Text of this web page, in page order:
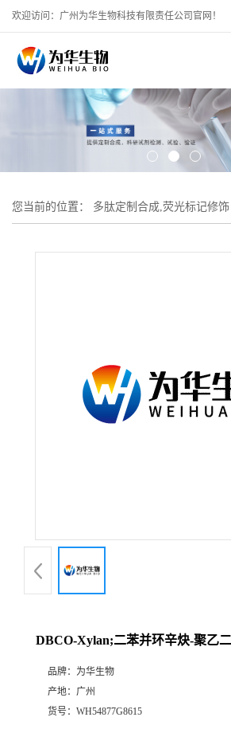
欢迎访问：广州为华生物科技有限责任公司官网！
您当前的位置： 多肽定制合成,荧光标记修饰
DBCO-Xylan;二苯并环辛炔-聚乙
品牌： 为华生物
产地： 广州
货号： WH54877G8615